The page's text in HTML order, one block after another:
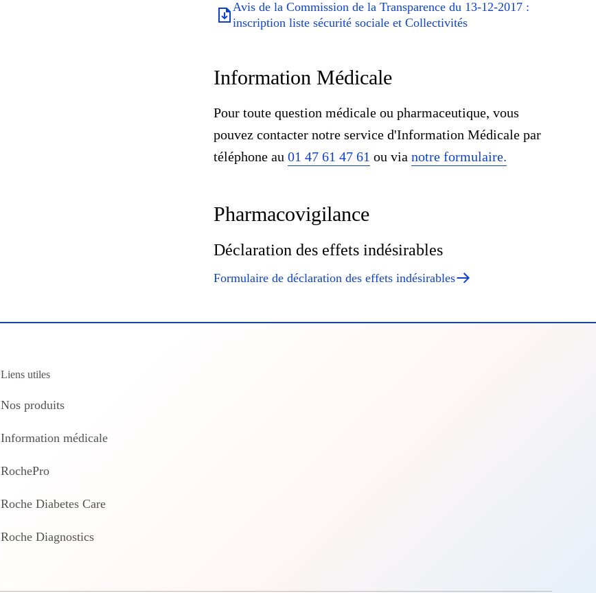
Avis de la Commission de la Transparence du 13-12-2017 :
inscription liste sécurité sociale et Collectivités
Information Médicale
Pour toute question médicale ou pharmaceutique, vous
pouvez contacter notre service d'Information Médicale par
téléphone au01 47 61 47 61 ou vianotre formulaire.
Pharmacovigilance
Déclaration des effets indésirables
Formulaire de déclaration des effets indésirables
Liens utiles
Nos produits
Information médicale
RochePro
Roche Diabetes Care
Roche Diagnostics